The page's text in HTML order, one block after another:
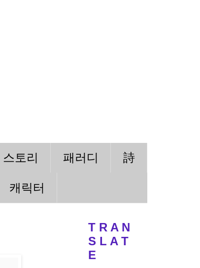
스토리 패러디 詩
캐릭터
T R A N
S L A T
E